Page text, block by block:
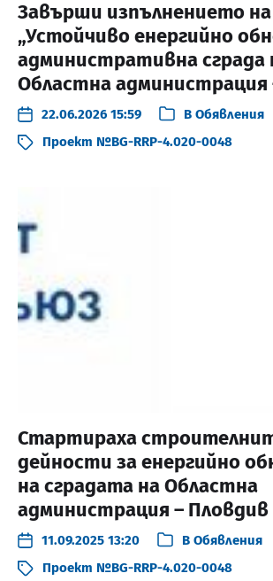
Завърши изпълнението
„Устойчиво енергийно
административна сграда
Областна администрация
22.06.2026 15:59 В Обявления
Проект №BG-RRP-4.020-0048
Стартираха
дейности за енергийно
на сградата на Областна
администрация – Пловдив
11.09.2025 13:20 В Обявления
Проект №BG-RRP-4.020-0048